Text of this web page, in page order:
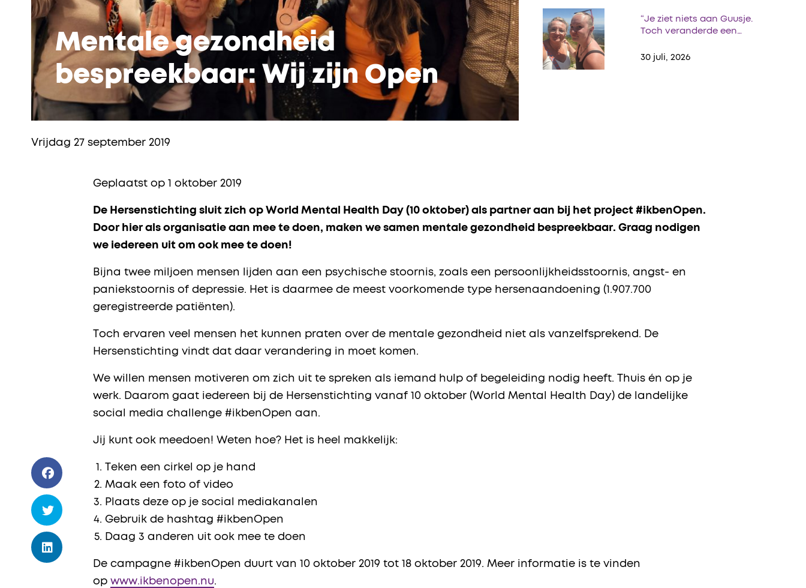
Mentale gezondheid
bespreekbaar: Wij zijn Open
“Je ziet niets aan Guusje.
Toch veranderde een…
30 juli, 2026
Vrijdag 27 september 2019
Geplaatst op 1 oktober 2019
De Hersenstichting sluit zich op World Mental Health Day (10 oktober) als partner aan bij het project #ikbenOpen.
Door hier als organisatie aan mee te doen, maken we samen mentale gezondheid bespreekbaar. Graag nodigen
we iedereen uit om ook mee te doen!
Bijna twee miljoen mensen lijden aan een psychische stoornis, zoals een persoonlijkheidsstoornis, angst- en
paniekstoornis of depressie. Het is daarmee de meest voorkomende type hersenaandoening (1.907.700
geregistreerde patiënten).
Toch ervaren veel mensen het kunnen praten over de mentale gezondheid niet als vanzelfsprekend. De
Hersenstichting vindt dat daar verandering in moet komen.
We willen mensen motiveren om zich uit te spreken als iemand hulp of begeleiding nodig heeft. Thuis én op je
werk. Daarom gaat iedereen bij de Hersenstichting vanaf 10 oktober (World Mental Health Day) de landelijke
social media challenge #ikbenOpen aan.
Jij kunt ook meedoen! Weten hoe? Het is heel makkelijk:
Teken een cirkel op je hand
Maak een foto of video
Plaats deze op je social mediakanalen
Gebruik de hashtag #ikbenOpen
Daag 3 anderen uit ook mee te doen
De campagne #ikbenOpen duurt van 10 oktober 2019 tot 18 oktober 2019. Meer informatie is te vinden
opwww.ikbenopen.nu.